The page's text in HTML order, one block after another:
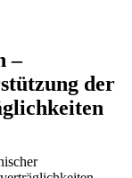
–
der